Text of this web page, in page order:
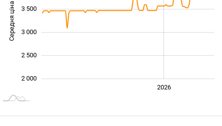
Середня ціна
2 000
2 500
3 000
3 500
2026